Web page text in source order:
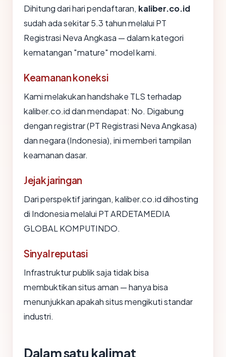
Dihitung dari hari pendaftaran, kaliber.co.id
sudah ada sekitar 5.3 tahun melalui PT
Registrasi Neva Angkasa — dalam kategori
kematangan "mature" model kami.
Keamanan koneksi
Kami melakukan handshake TLS terhadap
kaliber.co.id dan mendapat: No. Digabung
dengan registrar (PT Registrasi Neva Angkasa)
dan negara (Indonesia), ini memberi tampilan
keamanan dasar.
Jejak jaringan
Dari perspektif jaringan, kaliber.co.id dihosting
di Indonesia melalui PT ARDETAMEDIA
GLOBAL KOMPUTINDO.
Sinyal reputasi
Infrastruktur publik saja tidak bisa
membuktikan situs aman — hanya bisa
menunjukkan apakah situs mengikuti standar
industri.
Dalam satu kalimat